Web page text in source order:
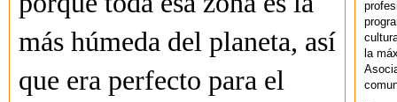
más húmeda del planeta, así
que era perfecto para el
la